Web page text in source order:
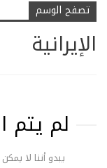
تصفح الوسم
الإيرانية
لم
يبدو أننا لا